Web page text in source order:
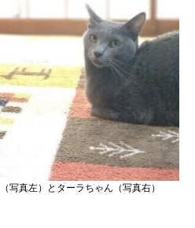
写真左）とターラちゃん（写真右）